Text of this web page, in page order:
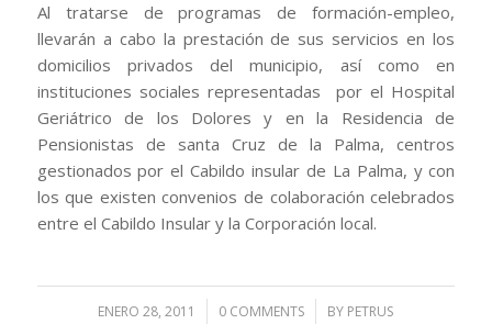
Al tratarse de programas de formación-empleo,
llevarán a cabo la prestación de sus servicios en los
domicilios privados del municipio, así como en
instituciones sociales representadas por el Hospital
Geriátrico de los Dolores y en la Residencia de
Pensionistas de santa Cruz de la Palma, centros
gestionados por el Cabildo insular de La Palma, y con
los que existen convenios de colaboración celebrados
entre el Cabildo Insular y la Corporación local.
ENERO 28, 2011
/ 0 COMMENTS
/ BY PETRUS